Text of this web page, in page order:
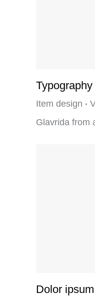
Item design
Glavrida from
Dolor